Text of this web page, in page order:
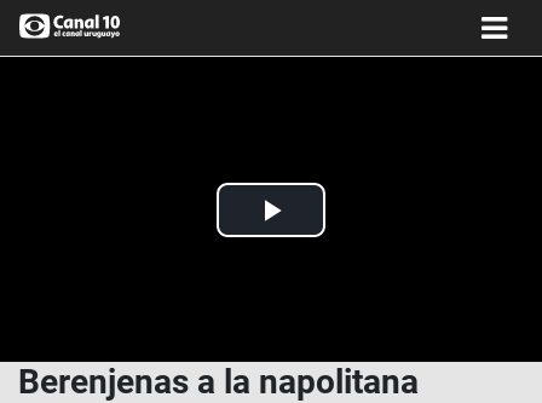
Play
Berenjenas a la napolitana